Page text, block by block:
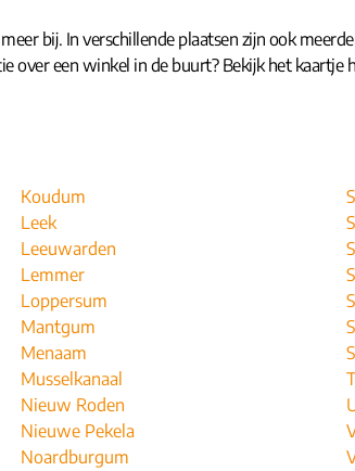
Bad
9243 KA
Vandaag
FD.
8561 EP BALK
Vandaag
bij. In verschillende plaatsen zijn ook
over een winkel in de buurt? Bekijk het
Koudum
Leek
Leeuwarden
Lemmer
Loppersum
Mantgum
Menaam
Musselkanaal
Nieuw Roden
Nieuwe Pekela
Noardburgum